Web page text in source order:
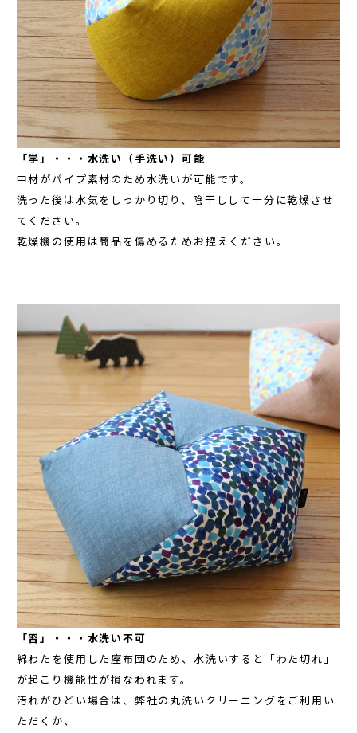
「学」・・・水洗い（手洗い）可能
中材がパイプ素材のため水洗いが可能です。
洗った後は水気をしっかり切り、陰干しして十分に乾燥させ
てください。
乾燥機の使用は商品を傷めるためお控えください。
「習」・・・水洗い不可
綿わたを使用した座布団のため、水洗いすると「わた切れ」
が起こり機能性が損なわれます。
汚れがひどい場合は、弊社の丸洗いクリーニングをご利用い
ただくか、